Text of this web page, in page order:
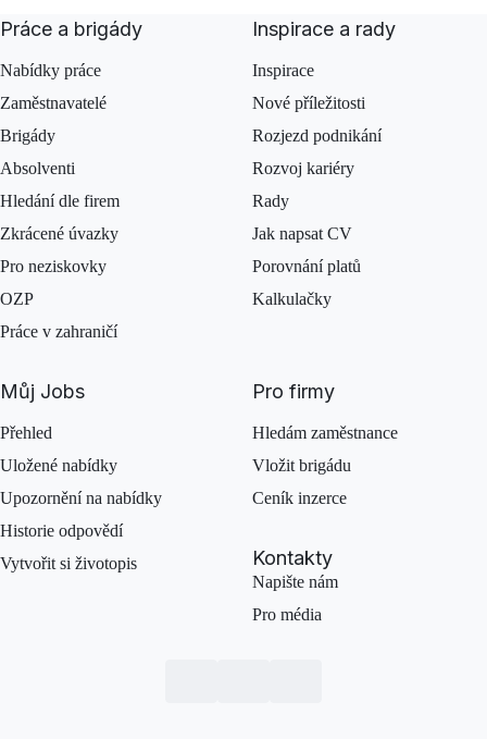
Práce a brigády
Nabídky práce
Zaměstnavatelé
Brigády
Absolventi
Hledání dle firem
Zkrácené úvazky
Pro neziskovky
OZP
Práce v zahraničí
Inspirace a rady
Inspirace
Nové příležitosti
Rozjezd podnikání
Rozvoj kariéry
Rady
Jak napsat CV
Porovnání platů
Kalkulačky
Můj Jobs
Přehled
Uložené nabídky
Upozornění na nabídky
Historie odpovědí
Vytvořit si životopis
Pro firmy
Hledám zaměstnance
Vložit brigádu
Ceník inzerce
Kontakty
Napište nám
Pro média